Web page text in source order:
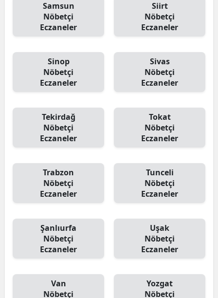
Samsun
Nöbetçi
Eczaneler
Siirt
Nöbetçi
Eczaneler
Sinop
Nöbetçi
Eczaneler
Sivas
Nöbetçi
Eczaneler
Tekirdağ
Nöbetçi
Eczaneler
Tokat
Nöbetçi
Eczaneler
Trabzon
Nöbetçi
Eczaneler
Tunceli
Nöbetçi
Eczaneler
Şanlıurfa
Nöbetçi
Eczaneler
Uşak
Nöbetçi
Eczaneler
Van
Nöbetçi
Yozgat
Nöbetçi